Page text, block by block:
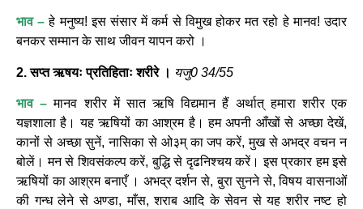
भाव – हे मनुष्य! इस संसार में कर्म से विमुख होकर मत रहो हे मानव! उदार
बनकर सम्मान के साथ जीवन यापन करो ।
2. सप्त ऋषयः प्रतिहिताः शरीरे । यजु0 34/55
भाव – मानव शरीर में सात ऋषि विद्यमान हैं अर्थात् हमारा शरीर एक
यज्ञशाला है। यह ऋषियों का आश्रम है। हम अपनी आँखों से अच्छा देखें,
कानों से अच्छा सुनें, नासिका से ओ३म् का जप करें, मुख से अभद्र वचन न
बोलें। मन से शिवसंकल्प करें, बुद्धि से दृढनिश्चय करें। इस प्रकार हम इसे
ऋषियों का आश्रम बनाएँ । अभद्र दर्शन से, बुरा सुनने से, विषय वासनाओं
की गन्ध लेने से अण्डा, माँस, शराब आदि के सेवन से यह शरीर नष्ट हो